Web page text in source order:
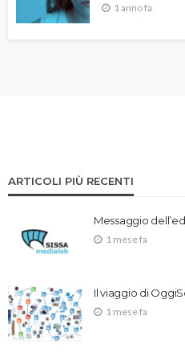
1 anno fa
ARTICOLI PIÙ RECENTI
Messaggio
1 mese fa
Il viaggio di
1 mese fa